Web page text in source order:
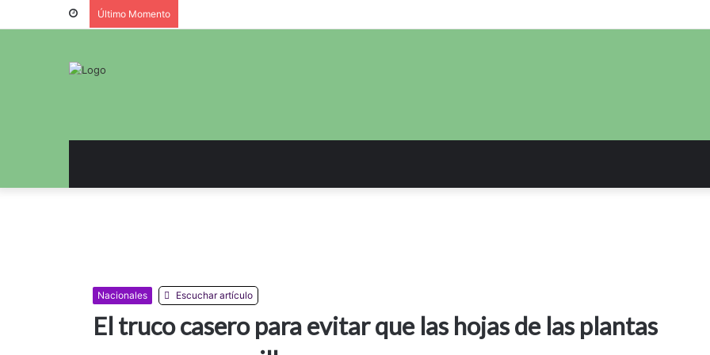
Último Momento
Nacionales Escuchar artículo
El truco casero para evitar que las hojas de las plantas